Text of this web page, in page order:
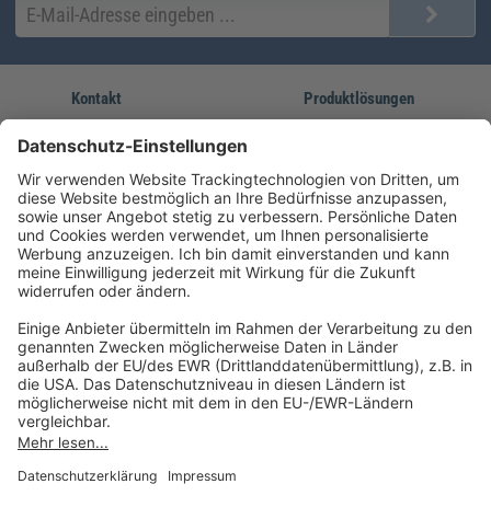
Kontakt
service@forum-verlag.com
Mo-Do 07:30 - 17:00 Uhr
Fr 07:30 - 15:00 Uhr
Produktlösungen
Unsere Marken
Folgen Sie uns
Impressum
Datenschutz